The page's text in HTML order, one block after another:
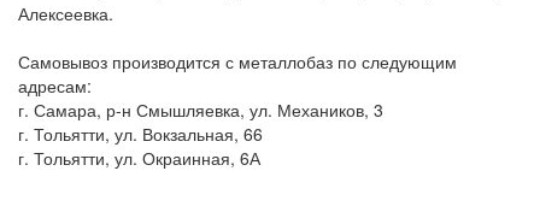
Алексеевка.
Самовывоз производится с металлобаз по следующим
адресам:
г. Самара, р-н Смышляевка, ул. Механиков, 3
г. Тольятти, ул. Вокзальная, 66
г. Тольятти, ул. Окраинная, 6А